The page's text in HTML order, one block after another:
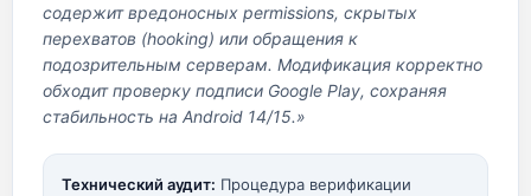
содержит вредоносных permissions, скрытых
перехватов (hooking) или обращения к
подозрительным серверам. Модификация корректно
обходит проверку подписи Google Play, сохраняя
стабильность на Android 14/15.»
Технический аудит: Процедура верификации